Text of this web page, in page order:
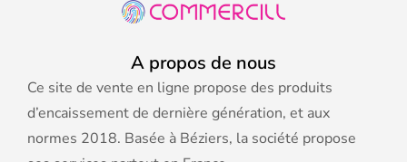
A propos de nous
Ce site de vente en ligne propose des produits
d’encaissement de dernière génération, et aux
normes 2018. Basée à Béziers, la société propose